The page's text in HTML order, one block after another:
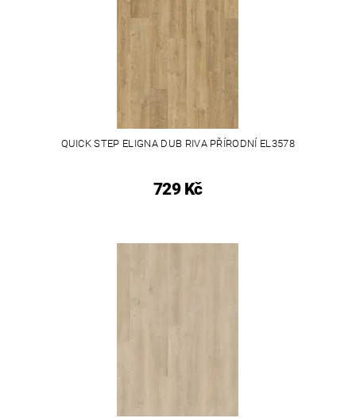
QUICK STEP ELIGNA DUB RIVA PŘÍRODNÍ EL3578
729 Kč